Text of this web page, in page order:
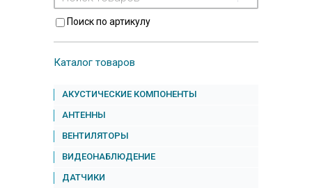
Поиск по артикулу
Каталог товаров
АКУСТИЧЕСКИЕ КОМПОНЕНТЫ
АНТЕННЫ
ВЕНТИЛЯТОРЫ
ВИДЕОНАБЛЮДЕНИЕ
ДАТЧИКИ